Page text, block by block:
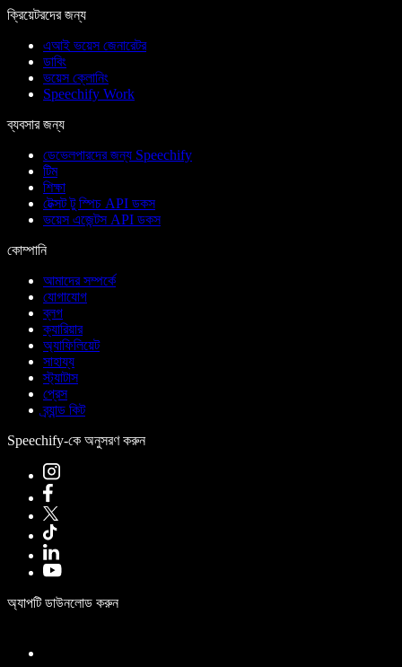
ক্রিয়েটরদের জন্য
এআই ভয়েস জেনারেটর
ডাবিং
ভয়েস ক্লোনিং
Speechify Work
ব্যবসার জন্য
ডেভেলপারদের জন্য Speechify
টিম
শিক্ষা
টেক্সট টু স্পিচ API ডকস
ভয়েস এজেন্টস API ডকস
কোম্পানি
আমাদের সম্পর্কে
যোগাযোগ
ব্লগ
ক্যারিয়ার
অ্যাফিলিয়েট
সাহায্য
স্ট্যাটাস
প্রেস
ব্র্যান্ড কিট
Speechify-কে অনুসরণ করুন
অ্যাপটি ডাউনলোড করুন